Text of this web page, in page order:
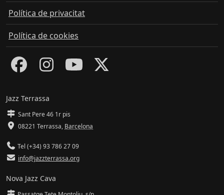
Política de privacitat
Política de cookies
Jazz Terrassa
Sant Pere 46 1r pis
08221 Terrassa, Barcelona
Tel (+34) 93 786 27 09
info@jazzterrassa.org
Nova Jazz Cava